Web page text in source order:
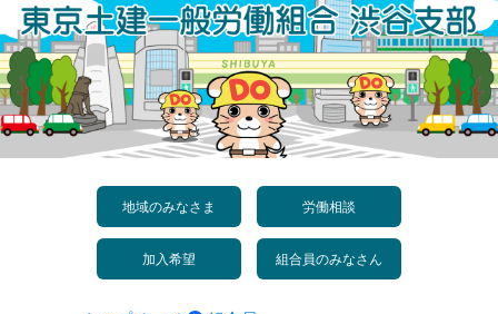
ン
テ
ン
ツ
地域のみなさま 労働相談
加入希望 組合員のみなさん